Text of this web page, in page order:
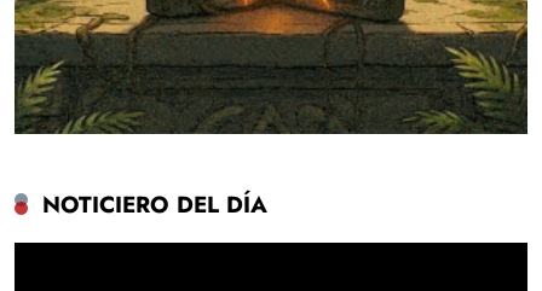
NOTICIERO DEL DÍA